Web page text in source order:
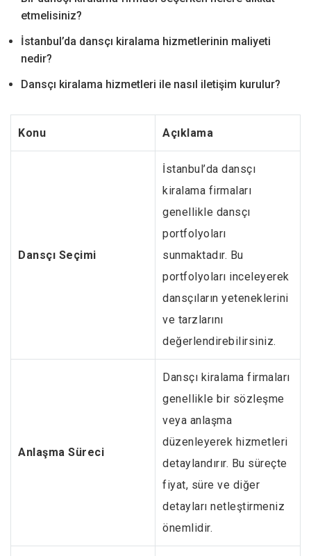
etmelisiniz?
İstanbul’da dansçı kiralama hizmetlerinin maliyeti
nedir?
Dansçı kiralama hizmetleri ile nasıl iletişim kurulur?
Konu Açıklama
Dansçı Seçimi
İstanbul’da dansçı
kiralama firmaları
genellikle dansçı
portfolyoları
sunmaktadır. Bu
portfolyoları inceleyerek
dansçıların yeteneklerini
ve tarzlarını
değerlendirebilirsiniz.
Anlaşma Süreci
Dansçı kiralama firmaları
genellikle bir sözleşme
veya anlaşma
düzenleyerek hizmetleri
detaylandırır. Bu süreçte
fiyat, süre ve diğer
detayları netleştirmeniz
önemlidir.